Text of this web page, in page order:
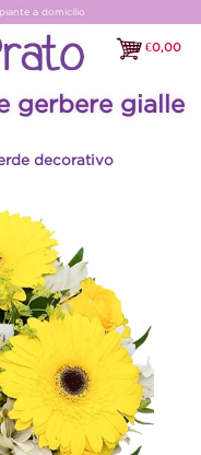
a domicilio
€0,00
€0,00
gerbere gialle
decorativo